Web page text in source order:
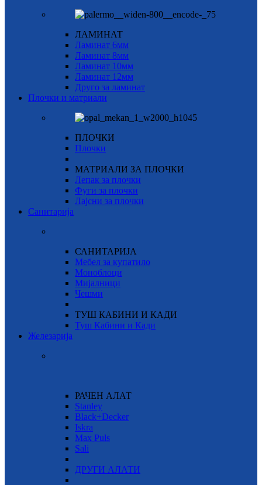
ЛАМИНАТ
Ламинат 6мм
Ламинат 8мм
Ламинат 10мм
Ламинат 12мм
Друго за ламинат
Плочки и матриали
ПЛОЧКИ
Плочки
МАТРИАЛИ ЗА ПЛОЧКИ
Лепак за плочки
Фуги за плочки
Лајсни за плочки
Санитарија
САНИТАРИЈА
Мебел за купатило
Моноблоци
Мијалници
Чешми
ТУШ КАБИНИ И КАДИ
Туш Кабини и Кади
Железарија
РАЧЕН АЛАТ
Stanley
Black+Decker
Iskra
Max Puls
Sali
ДРУГИ АЛАТИ